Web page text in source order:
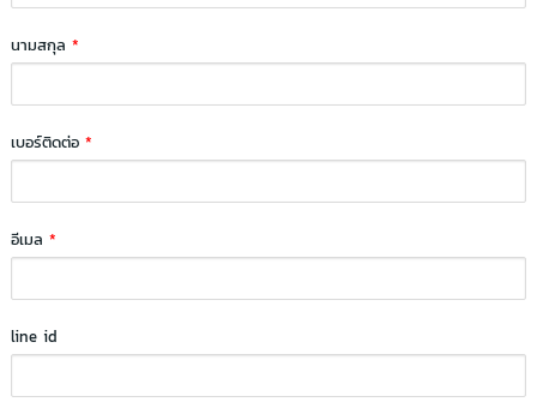
นามสกุล*
เบอร์ติดต่อ*
อีเมล*
line id